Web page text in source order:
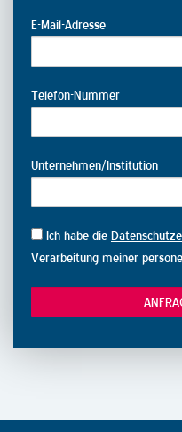
E-Mail-Adresse
Telefon-Nummer
Unternehmen/Institution
Ich habe die
Verarbeitung meiner